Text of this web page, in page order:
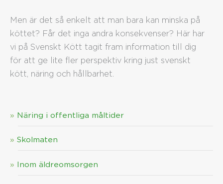
Men är det så enkelt att man bara kan minska på
köttet? Får det inga andra konsekvenser? Här har
vi på Svenskt Kött tagit fram information till dig
för att ge lite fler perspektiv kring just svenskt
kött, näring och hållbarhet.
Näring i offentliga måltider
Skolmaten
Inom äldreomsorgen